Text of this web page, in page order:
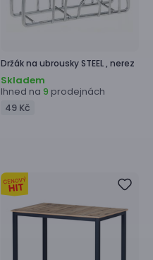
Držák na ubrouskySTEEL , nerez
Skladem
Ihned na 9 prodejnách
49 Kč